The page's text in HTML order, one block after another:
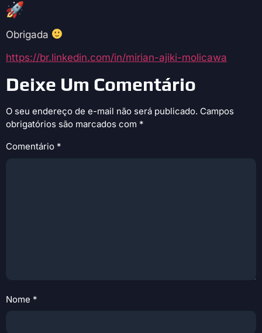
Obrigada
https://br.linkedin.com/in/mirian-ajiki-molicawa
Deixe Um Comentário
O seu endereço de e-mail não será publicado. Campos
obrigatórios são marcados com *
Comentário *
Nome *